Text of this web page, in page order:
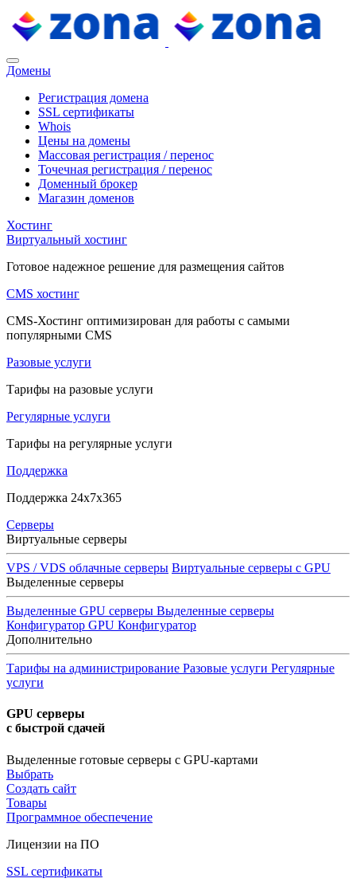
Домены
Регистрация домена
SSL сертификаты
Whois
Цены на домены
Массовая регистрация / перенос
Точечная регистрация / перенос
Доменный брокер
Магазин доменов
Хостинг
Виртуальный хостинг
Готовое надежное решение для размещения сайтов
CMS хостинг
CMS-Хостинг оптимизирован для работы с самыми
популярными CMS
Разовые услуги
Тарифы на разовые услуги
Регулярные услуги
Тарифы на регулярные услуги
Поддержка
Поддержка 24x7x365
Серверы
Виртуальные серверы
VPS / VDS облачные серверы Виртуальные серверы с GPU
Выделенные серверы
Выделенные GPU серверы Выделенные серверы
Конфигуратор GPU Конфигуратор
Дополнительно
Тарифы на администрирование Разовые услуги Регулярные
услуги
GPU серверы
с быстрой сдачей
Выделенные готовые серверы с GPU-картами
Выбрать
Создать сайт
Товары
Программное обеспечение
Лицензии на ПО
SSL сертификаты